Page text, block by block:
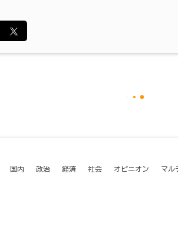
国内 政治 経済 社会 オピニオン マル